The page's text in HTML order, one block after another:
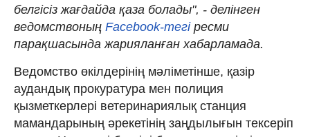
белгісіз жағдайда қаза болады", - делінген
ведомствоның Facebook-тегіресми
парақшасында жарияланған хабарламада.
Ведомство өкілдерінің мәліметінше, қазір
аудандық прокуратура мен полиция
қызметкерлері ветеринариялық станция
мамандарының әрекетінің заңдылығын тексеріп